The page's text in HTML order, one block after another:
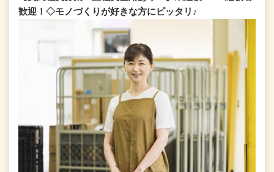
歓迎！◇モノづくりが好きな方にピッタリ♪